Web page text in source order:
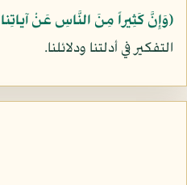
(وَإِنَّ كَثِيراً مِنَ النَّاسِ عَنْ
التفكير في أدلتنا ودلائلنا.